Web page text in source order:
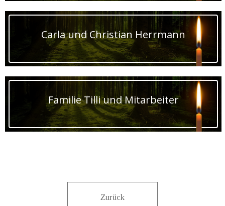
Carla und Christian Herrmann
Familie Tilli und Mitarbeiter
Zurück